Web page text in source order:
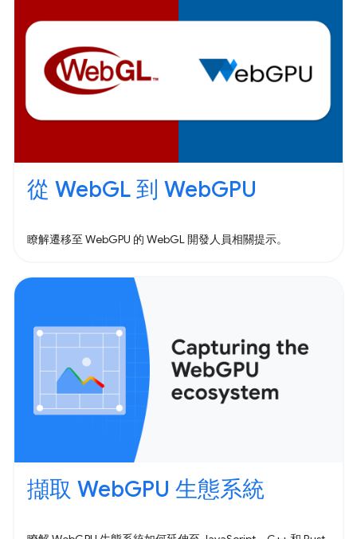
從 WebGL 到 WebGPU
瞭解遷移至 WebGPU 的 WebGL 開發人員相關提示。
擷取 WebGPU 生態系統